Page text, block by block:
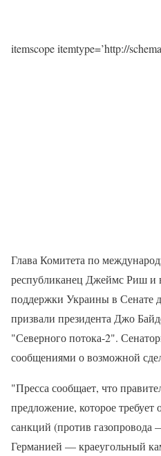
itemscope itemtype=’http://
Глава Комитета по
республиканец Джеймс Риш и
поддержки Украины в
призвали президента Джо
"Северного потока-2".
сообщениями о возможной
"Пресса сообщает, что
предложение, которое
санкций (против
Германией — краеугольный